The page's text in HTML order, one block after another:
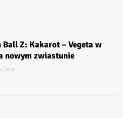
Ball Z: Kakarot – Vegeta w
nowym zwiastunie
2020